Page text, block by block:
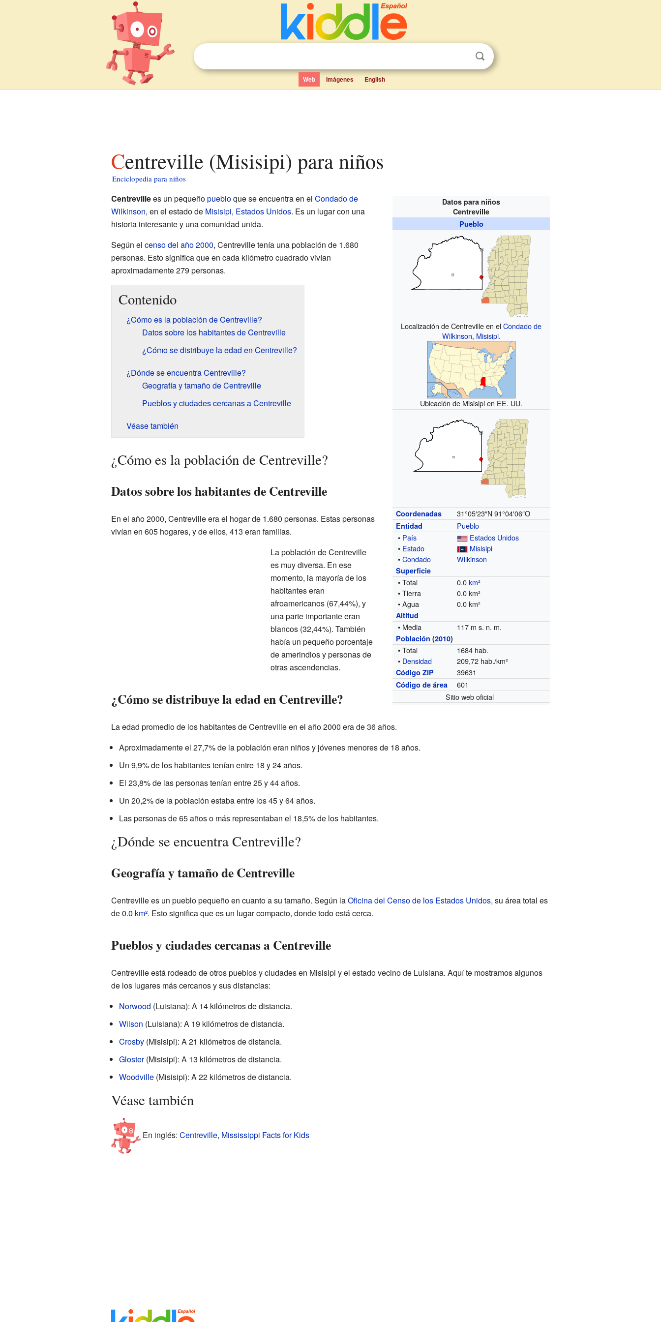
Web Imágenes English
Centreville (Misisipi) para niños
Enciclopedia para niños
Datos para niños
Centreville
Pueblo
Localización de Centreville en elCondado de
Wilkinson, Misisipi.
Ubicación de Misisipi en EE. UU.
Coordenadas 31°05′23″N 91°04′06″O
Entidad
Pueblo
• País
Estados Unidos
• Estado
Misisipi
•Condado Wilkinson
Superficie
• Total 0.0km²
• Tierra
0.0 km²
• Agua
0.0 km²
Altitud
• Media 117 m s. n. m.
Población (2010)
• Total
1684 hab.
• Densidad 209,72 hab./km²
Código ZIP 39631
Código de área
601
Sitio web oficial
Centrevillees un pequeñopuebloque se encuentra en el Condado de
Wilkinson, en el estado de Misisipi, Estados Unidos. Es un lugar con una
historia interesante y una comunidad unida.
Según el censo del año 2000, Centreville tenía una población de 1.680
personas. Esto significa que en cada kilómetro cuadrado vivían
aproximadamente 279 personas.
Contenido
¿Cómo es la población de Centreville?
Datos sobre los habitantes de Centreville
¿Cómo se distribuye la edad en Centreville?
¿Dónde se encuentra Centreville?
Geografía y tamaño de Centreville
Pueblos y ciudades cercanas a Centreville
Véase también
¿Cómo es la población de Centreville?
Datos sobre los habitantes de Centreville
En el año 2000, Centreville era el hogar de 1.680 personas. Estas personas
vivían en 605 hogares, y de ellos, 413 eran familias.
La población de Centreville
es muy diversa. En ese
momento, la mayoría de los
habitantes eran
afroamericanos (67,44%), y
una parte importante eran
blancos (32,44%). También
había un pequeño porcentaje
de amerindios y personas de
otras ascendencias.
¿Cómo se distribuye la edad en Centreville?
La edad promedio de los habitantes de Centreville en el año 2000 era de 36 años.
Aproximadamente el 27,7% de la población eran niños y jóvenes menores de 18 años.
Un 9,9% de los habitantes tenían entre 18 y 24 años.
El 23,8% de las personas tenían entre 25 y 44 años.
Un 20,2% de la población estaba entre los 45 y 64 años.
Las personas de 65 años o más representaban el 18,5% de los habitantes.
¿Dónde se encuentra Centreville?
Geografía y tamaño de Centreville
Centreville es un pueblo pequeño en cuanto a su tamaño. Según laOficina del Censo de los Estados Unidos, su área total es
de 0.0 km². Esto significa que es un lugar compacto, donde todo está cerca.
Pueblos y ciudades cercanas a Centreville
Centreville está rodeado de otros pueblos y ciudades en Misisipi y el estado vecino de Luisiana. Aquí te mostramos algunos
de los lugares más cercanos y sus distancias:
Norwood (Luisiana): A 14 kilómetros de distancia.
Wilson (Luisiana): A 19 kilómetros de distancia.
Crosby(Misisipi): A 21 kilómetros de distancia.
Gloster(Misisipi): A 13 kilómetros de distancia.
Woodville(Misisipi): A 22 kilómetros de distancia.
Véase también
En inglés: Centreville, Mississippi Facts for Kids